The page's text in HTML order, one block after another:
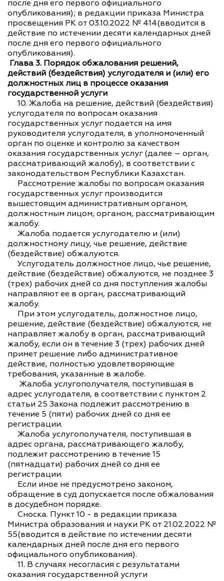
после дня его первого официального
опубликования); в редакции приказа Министра
просвещения РК от 03.10.2022 № 414(вводится в
действие по истечении десяти календарных дней
после дня его первого официального
опубликования).
Глава 3. Порядок обжалования решений,
действий (бездействия) услугодателя и (или) его
должностных лиц в процессе оказания
государственной услуги
10. Жалоба на решение, действий (бездействия)
услугодателя по вопросам оказания
государственных услуг подается на имя
руководителя услугодателя, в уполномоченный
орган по оценке и контролю за качеством
оказания государственных услуг (далее – орган,
рассматривающий жалобу), в соответствии с
законодательством Республики Казахстан.
Рассмотрение жалобы по вопросам оказания
государственных услуг производится
вышестоящим административным органом,
должностным лицом, органом, рассматривающим
жалобу.
Жалоба подается услугодателю и (или)
должностному лицу, чье решение, действие
(бездействие) обжалуются.
Услугодатель должностное лицо, чье решение,
действие (бездействие) обжалуются, не позднее 3
(трех) рабочих дней со дня поступления жалобы
направляют ее в орган, рассматривающий
жалобу.
При этом услугодатель, должностное лицо,
решение, действие (бездействие) обжалуются, не
направляет жалобу в орган, рассматривающий
жалобу, если он в течение 3 (трех) рабочих дней
примет решение либо административное
действие, полностью удовлетворяющие
требования, указанные в жалобе.
Жалоба услугополучателя, поступившая в
адрес услугодателя, в соответствии с пунктом 2
статьи 25 Закона подлежит рассмотрению в
течение 5 (пяти) рабочих дней со дня ее
регистрации.
Жалоба услугополучателя, поступившая в
адрес органа, рассматривающего жалобу,
подлежит рассмотрению в течение 15
(пятнадцати) рабочих дней со дня ее
регистрации.
Если иное не предусмотрено законом,
обращение в суд допускается после обжалования
в досудебном порядке.
Сноска. Пункт 10 - в редакции приказа
Министра образования и науки РК от 21.02.2022 №
55(вводится в действие по истечении десяти
календарных дней после дня его первого
официального опубликования).
11. В случаях несогласия с результатами
оказания государственной услуги